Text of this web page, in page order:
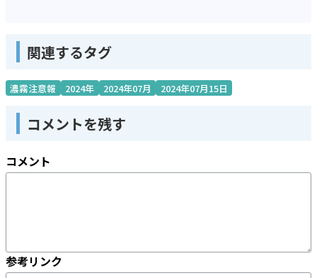
関連するタグ
濃霧注意報 2024年 2024年07月 2024年07月15日
コメントを残す
コメント
参考リンク